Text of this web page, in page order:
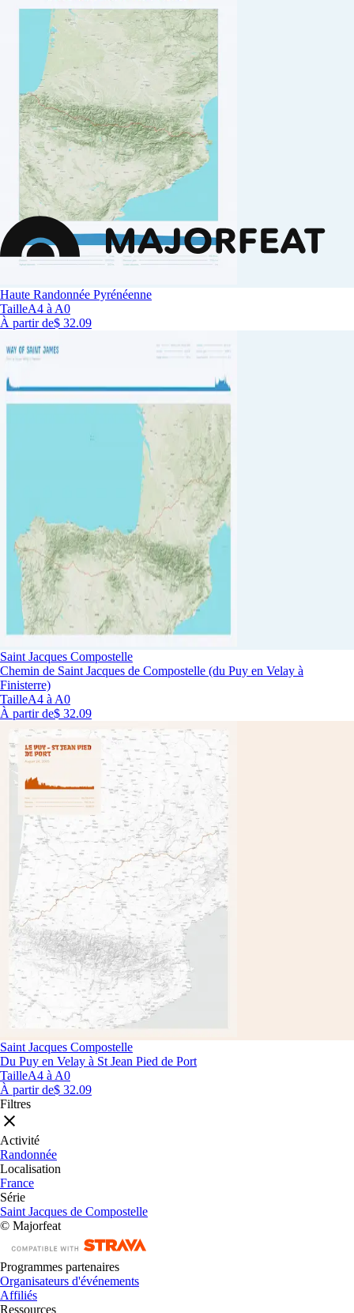
Haute Randonnée Pyrénéenne
TailleA4 à A0
À partir de$ 32.09
Saint Jacques Compostelle
Chemin de Saint Jacques de Compostelle (du Puy en Velay à
Finisterre)
TailleA4 à A0
À partir de$ 32.09
Saint Jacques Compostelle
Du Puy en Velay à St Jean Pied de Port
TailleA4 à A0
À partir de$ 32.09
Filtres
Activité
Randonnée
Localisation
France
Série
Saint Jacques de Compostelle
© Majorfeat
Programmes partenaires
Organisateurs d'événements
Affiliés
Ressources